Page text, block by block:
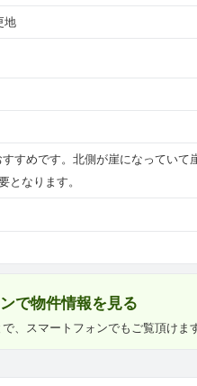
地
すめです。北側が崖になっていて
となります。
で物件情報を見る
、スマートフォンでもご覧頂けま